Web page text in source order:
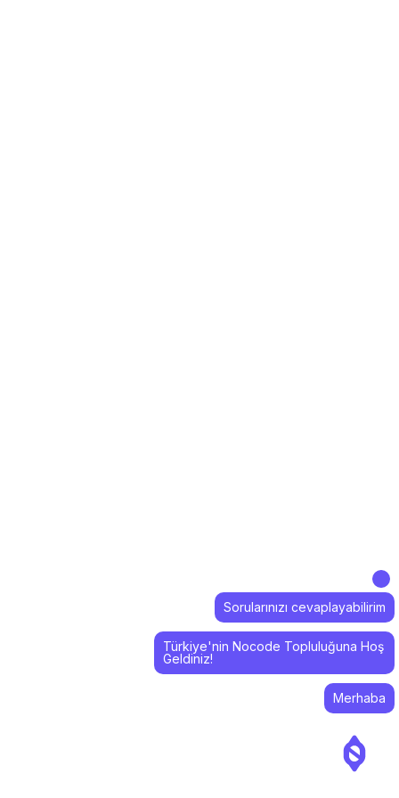
Merhaba
Türkiye'nin Nocode Topluluğuna Hoş
Geldiniz!
Sorularınızı cevaplayabilirim